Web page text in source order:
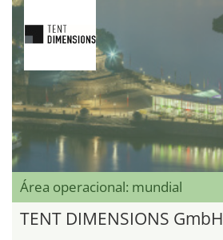
Área operacional: mundial
TENT DIMENSIONS GmbH